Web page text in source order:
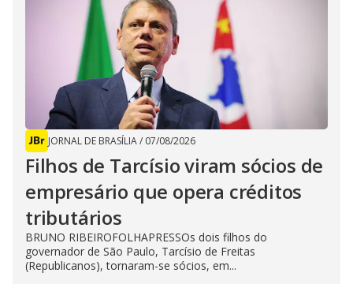
JORNAL DE BRASÍLIA/ 07/08/2026
Filhos de Tarcísio viram sócios de
empresário que opera créditos
tributários
BRUNO RIBEIROFOLHAPRESSOs dois filhos do
governador de São Paulo, Tarcísio de Freitas
(Republicanos), tornaram-se sócios, em...